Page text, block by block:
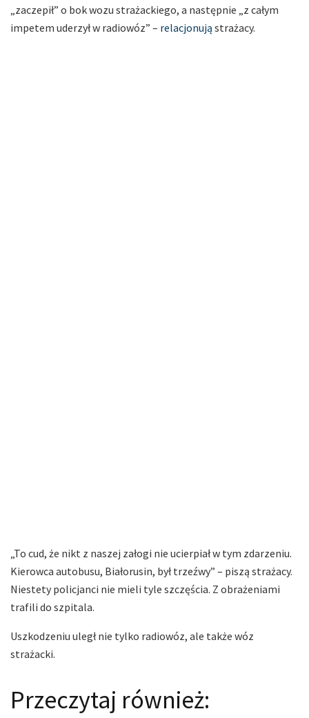
„zaczepił” o bok wozu strażackiego, a następnie „z całym
impetem uderzył w radiowóz” – relacjonują strażacy.
„To cud, że nikt z naszej załogi nie ucierpiał w tym zdarzeniu.
Kierowca autobusu, Białorusin, był trzeźwy” – piszą strażacy.
Niestety policjanci nie mieli tyle szczęścia. Z obrażeniami
trafili do szpitala.
Uszkodzeniu uległ nie tylko radiowóz, ale także wóz
strażacki.
Przeczytaj również: